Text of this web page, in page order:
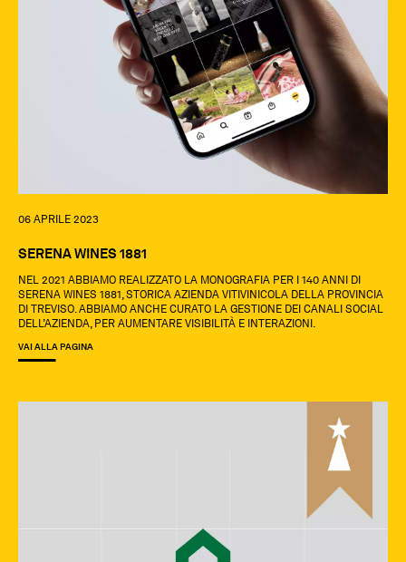
06 APRILE 2023
SERENA WINES 1881
NEL 2021 ABBIAMO REALIZZATO LA MONOGRAFIA PER I 140 ANNI DI
SERENA WINES 1881, STORICA AZIENDA VITIVINICOLA DELLA PROVINCIA
DI TREVISO. ABBIAMO ANCHE CURATO LA GESTIONE DEI CANALI SOCIAL
DELL’AZIENDA, PER AUMENTARE VISIBILITÀ E INTERAZIONI.
VAI ALLA PAGINA